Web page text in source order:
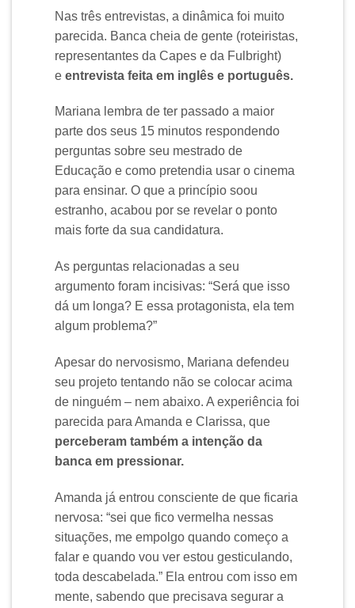
Nas três entrevistas, a dinâmica foi muito
parecida. Banca cheia de gente (roteiristas,
representantes da Capes e da Fulbright)
e entrevista feita em inglês e português.
Mariana lembra de ter passado a maior
parte dos seus 15 minutos respondendo
perguntas sobre seu mestrado de
Educação e como pretendia usar o cinema
para ensinar. O que a princípio soou
estranho, acabou por se revelar o ponto
mais forte da sua candidatura.
As perguntas relacionadas a seu
argumento foram incisivas: “Será que isso
dá um longa? E essa protagonista, ela tem
algum problema?”
Apesar do nervosismo, Mariana defendeu
seu projeto tentando não se colocar acima
de ninguém – nem abaixo. A experiência foi
parecida para Amanda e Clarissa, que
perceberam também a intenção da
banca em pressionar.
Amanda já entrou consciente de que ficaria
nervosa: “sei que fico vermelha nessas
situações, me empolgo quando começo a
falar e quando vou ver estou gesticulando,
toda descabelada.” Ela entrou com isso em
mente, sabendo que precisava segurar a